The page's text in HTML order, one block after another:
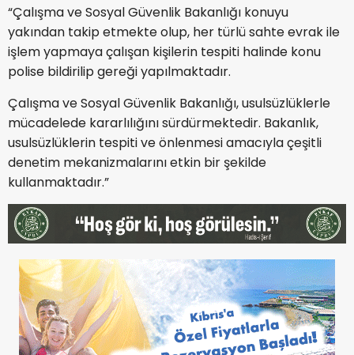
“Çalışma ve Sosyal Güvenlik Bakanlığı konuyu
yakından takip etmekte olup, her türlü sahte evrak ile
işlem yapmaya çalışan kişilerin tespiti halinde konu
polise bildirilip gereği yapılmaktadır.
Çalışma ve Sosyal Güvenlik Bakanlığı, usulsüzlüklerle
mücadelede kararlılığını sürdürmektedir. Bakanlık,
usulsüzlüklerin tespiti ve önlenmesi amacıyla çeşitli
denetim mekanizmalarını etkin bir şekilde
kullanmaktadır.”